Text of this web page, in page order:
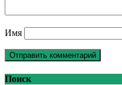
Имя
Поиск